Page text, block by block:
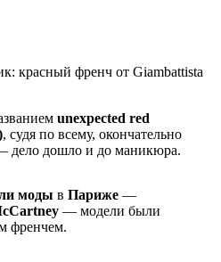
unexpected red
, судя по всему, окончательно
дело дошло и до маникюра.
моды в Париже —
— модели были
френчем.